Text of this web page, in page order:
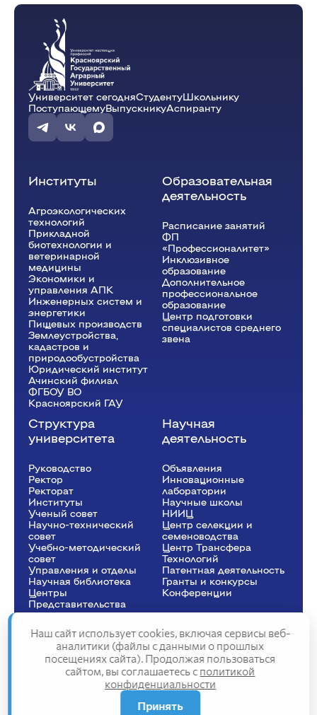
Университет сегодняСтудентуШкольнику
ПоступающемуВыпускникуАспиранту
Институты
Агроэкологических
технологий
Прикладной
биотехнологии и
ветеринарной
медицины
Экономики и
управления АПК
Инженерных систем и
энергетики
Пищевых производств
Землеустройства,
кадастров и
природообустройства
Юридический институт
Ачинский филиал
ФГБОУ ВО
Красноярский ГАУ
Образовательная
деятельность
Расписание занятий
ФП
«Профессионалитет»
Инклюзивное
образование
Дополнительное
профессиональное
образование
Центр подготовки
специалистов среднего
звена
Структура
университета
Руководство
Ректор
Рeкторат
Институты
Ученый совет
Научно-технический
совет
Учебно-методический
совет
Управления и отделы
Научная библиотека
Центры
Представительства
Научная
деятельность
Объявления
Инновационные
лаборатории
Научные школы
НИИЦ
Центр селекции и
семеноводства
Центр Трансфера
Технологий
Патентная деятельность
Гранты и конкурсы
Конференции
Сведения об образовательной организации
Политика конфиденциальности
Структура сайта
2025
Наш сайт использует cookies, включая сервисы веб-
аналитики (файлы с данными о прошлых
посещениях сайта). Продолжая пользоваться
сайтом, вы соглашаетесь с политикой
конфиденциальности
Принять